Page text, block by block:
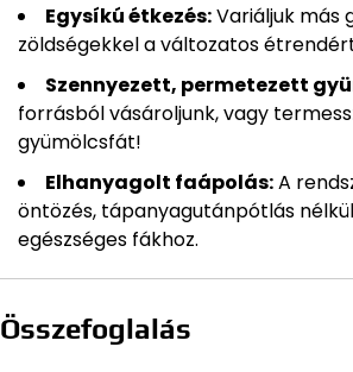
Egysíkú étkezés:Variáljuk más
zöldségekkel a változatos
Szennyezett, permetezett
forrásból vásároljunk, vagy
gyümölcsfát!
Elhanyagolt faápolás:A
öntözés, tápanyagutánpótlás
egészséges fákhoz.
Összefoglalás